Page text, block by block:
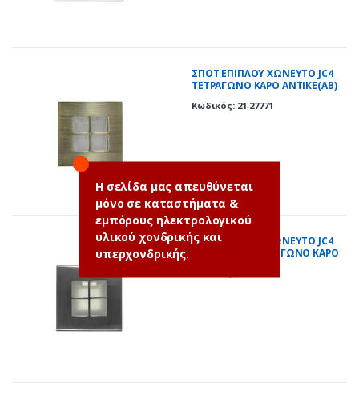
ΣΠΟΤ ΕΠΙΠΛΟΥ ΧΩΝΕΥΤΟ JC4
ΤΕΤΡΑΓΩΝΟ ΚΑΡΟ ΑΝΤΙΚΕ(AB)
Κωδικός: 21-27771
ΣΠΟΤ ΕΠΙΠΛΟΥ ΧΩΝΕΥΤΟ JC4
ΜΕΤΑΛΛΙΚΟ ΤΕΤΡΑΓΩΝΟ ΚΑΡΟ
Η σελίδα μας απευθύνεται
μόνο σε καταστήματα &
εμπόρους ηλεκτρολογικού
υλικού χονδρικής και
υπερχονδρικής.